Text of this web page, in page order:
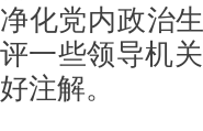
净化党内政治
评一些领导机
好注解。